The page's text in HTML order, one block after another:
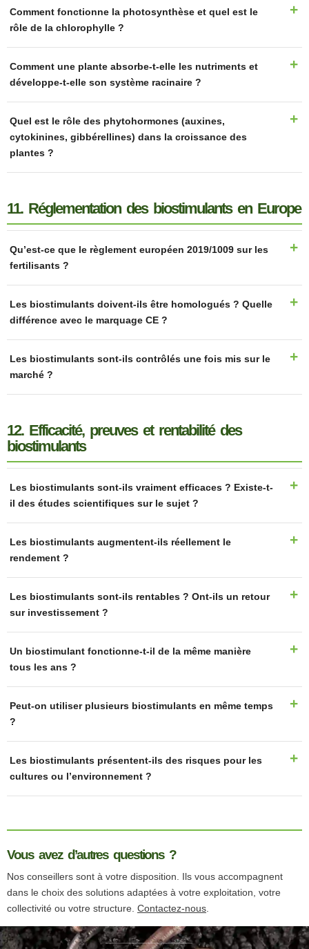
Comment fonctionne la photosynthèse et quel est le
rôle de la chlorophylle ?
Comment une plante absorbe-t-elle les nutriments et
développe-t-elle son système racinaire ?
Quel est le rôle des phytohormones (auxines,
cytokinines, gibbérellines) dans la croissance des
plantes ?
11. Réglementation des biostimulants en Europe
Qu’est-ce que le règlement européen 2019/1009 sur les
fertilisants ?
Les biostimulants doivent-ils être homologués ? Quelle
différence avec le marquage CE ?
Les biostimulants sont-ils contrôlés une fois mis sur le
marché ?
12. Efficacité, preuves et rentabilité des
biostimulants
Les biostimulants sont-ils vraiment efficaces ? Existe-t-
il des études scientifiques sur le sujet ?
Les biostimulants augmentent-ils réellement le
rendement ?
Les biostimulants sont-ils rentables ? Ont-ils un retour
sur investissement ?
Un biostimulant fonctionne-t-il de la même manière
tous les ans ?
Peut-on utiliser plusieurs biostimulants en même temps
?
Les biostimulants présentent-ils des risques pour les
cultures ou l’environnement ?
Vous avez d’autres questions ?
Nos conseillers sont à votre disposition. Ils vous accompagnent
dans le choix des solutions adaptées à votre exploitation, votre
collectivité ou votre structure. Contactez-nous